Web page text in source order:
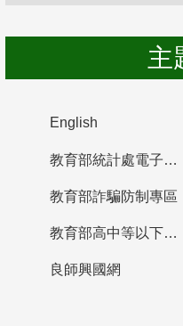
主
English
教育部統計處電子書櫃
教育部詐騙防制專區
教育部高中等以下學校及幼兒園教師資格檢定考試
良師興國網